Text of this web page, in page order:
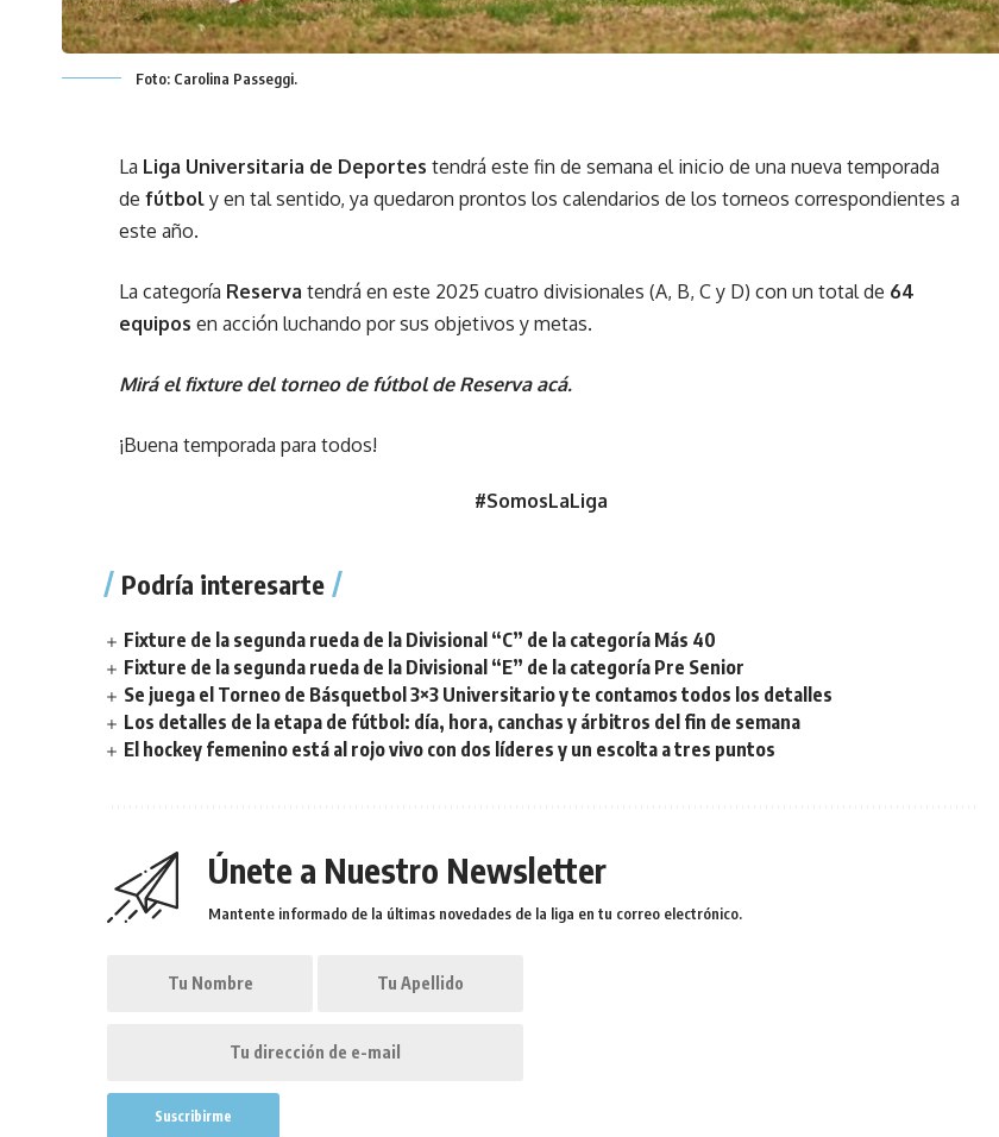
Foto: Carolina Passeggi.
La Liga Universitaria de Deportes tendrá este fin de semana el inicio de una nueva temporada
defútbol y en tal sentido, ya quedaron prontos los calendarios de los torneos correspondientes a
este año.
La categoría Reserva tendrá en este 2025 cuatro divisionales (A, B, C y D) con un total de 64
equipos en acción luchando por sus objetivos y metas.
Mirá el fixture del torneo de fútbol de Reserva acá.
¡Buena temporada para todos!
#SomosLaLiga
Podría interesarte
Fixture de la segunda rueda de la Divisional “C” de la categoría Más 40
Fixture de la segunda rueda de la Divisional “E” de la categoría Pre Senior
Se juega el Torneo de Básquetbol 3×3 Universitario y te contamos todos los detalles
Los detalles de la etapa de fútbol: día, hora, canchas y árbitros del fin de semana
El hockey femenino está al rojo vivo con dos líderes y un escolta a tres puntos
Únete a Nuestro Newsletter
Mantente informado de la últimas novedades de la liga en tu correo electrónico.